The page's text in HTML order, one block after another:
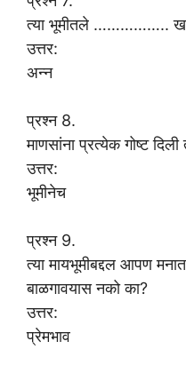
त्या भूमीतले ……………..
उत्तर:
अन्न
प्रश्न 8.
माणसांना प्रत्येक गोष्ट
उत्तर:
भूमीनेच
प्रश्न 9.
त्या मायभूमीबद्दल आपण
बाळगावयास नको का?
उत्तर:
प्रेमभाव